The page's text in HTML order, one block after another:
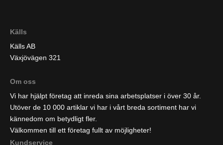
Källs
Källs AB
Växjövägen 321
Om oss
Vi har hjälpt företag att inreda sina arbetsplatser i över 30 år.
Utöver de 10 000 artiklar vi har i vårt breda sortiment har vi
kännedom om betydligt fler.
Välkommen till ett företag fullt av möjligheter!
Kundservice